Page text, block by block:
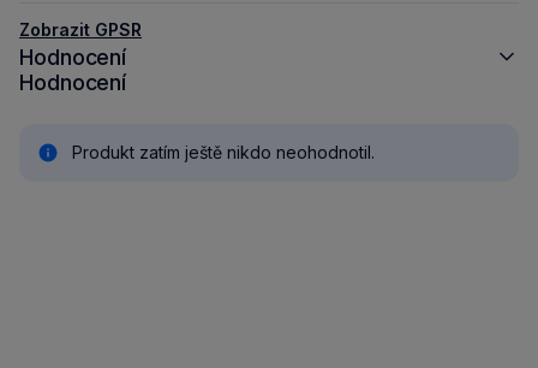
Zobrazit GPSR
Hodnocení
Hodnocení
Produkt zatím ještě nikdo neohodnotil.